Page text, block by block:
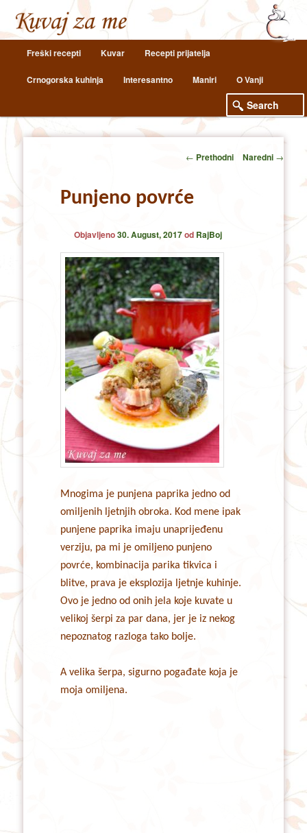
Skip
to
primary
Skip
to
secondary
Freški recepti Kuvar Recepti prijatelja
Crnogorska kuhinja Interesantno Maniri O Vanji
Post
← Prethodni Naredni →
Punjeno povrće
Objavljeno30. August, 2017od RajBoj
Mnogima je punjena paprika jedno od
omiljenih ljetnjih obroka. Kod mene ipak
punjene paprika imaju unaprijeđenu
verziju, pa mi je omiljeno punjeno
povrće, kombinacija parika tikvica i
blitve, prava je eksplozija ljetnje kuhinje.
Ovo je jedno od onih jela koje kuvate u
velikoj šerpi za par dana, jer je iz nekog
nepoznatog razloga tako bolje.
A velika šerpa, sigurno pogađate koja je
moja omiljena.